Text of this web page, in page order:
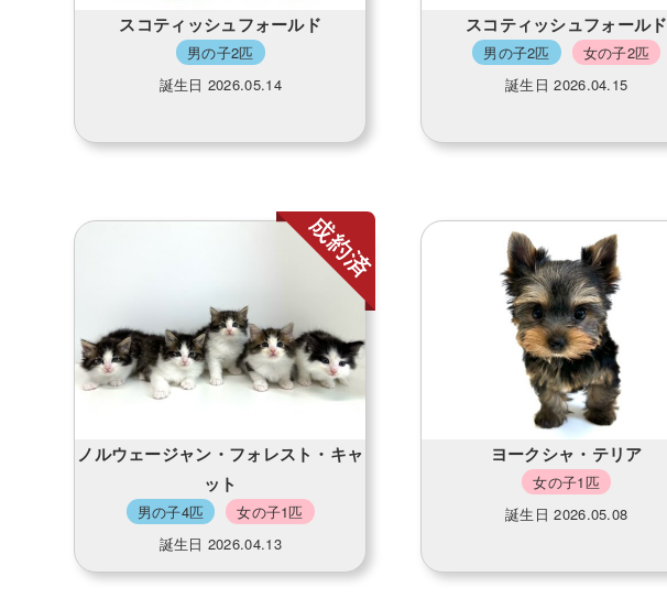
スコティッシュフォールド
男の子2匹
誕生日 2026.05.14
スコティッシュフォールド
男の子2匹
女の子2匹
誕生日 2026.04.15
ノルウェージャン・フォレスト・キャ
ット
男の子4匹
女の子1匹
誕生日 2026.04.13
ヨークシャ・テリア
女の子1匹
誕生日 2026.05.08